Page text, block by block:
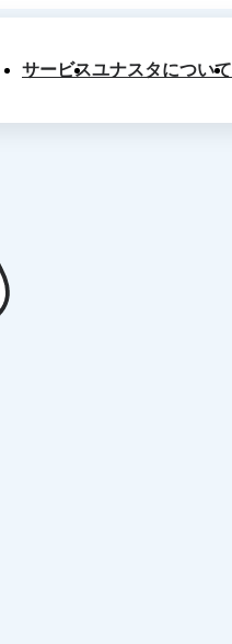
サービスユナスタについて